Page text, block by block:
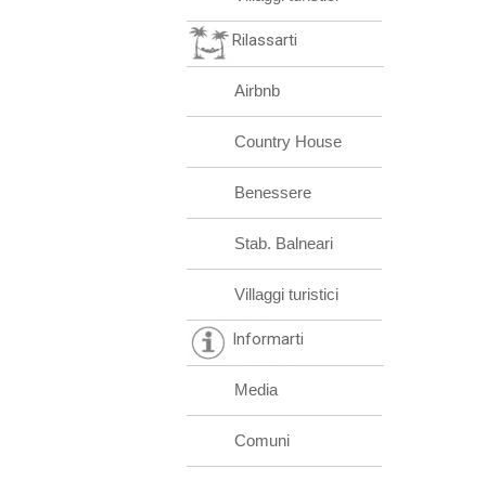
Rilassarti
Airbnb
Country House
Benessere
Stab. Balneari
Villaggi turistici
Informarti
Media
Comuni